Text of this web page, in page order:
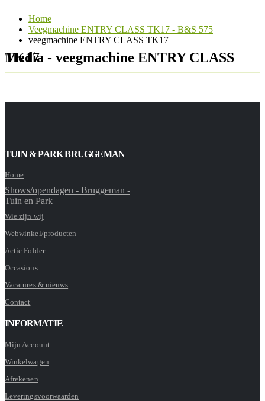
Home
Veegmachine ENTRY CLASS TK17 - B&S 575
veegmachine ENTRY CLASS TK17
Media - veegmachine ENTRY CLASS TK17
TUIN & PARK BRUGGEMAN
Home
Shows/opendagen - Bruggeman -
Tuin en Park
Wie zijn wij
Webwinkel/producten
Actie Folder
Occasions
Vacatures & nieuws
Contact
INFORMATIE
Mijn Account
Winkelwagen
Afrekenen
Leveringsvoorwaarden